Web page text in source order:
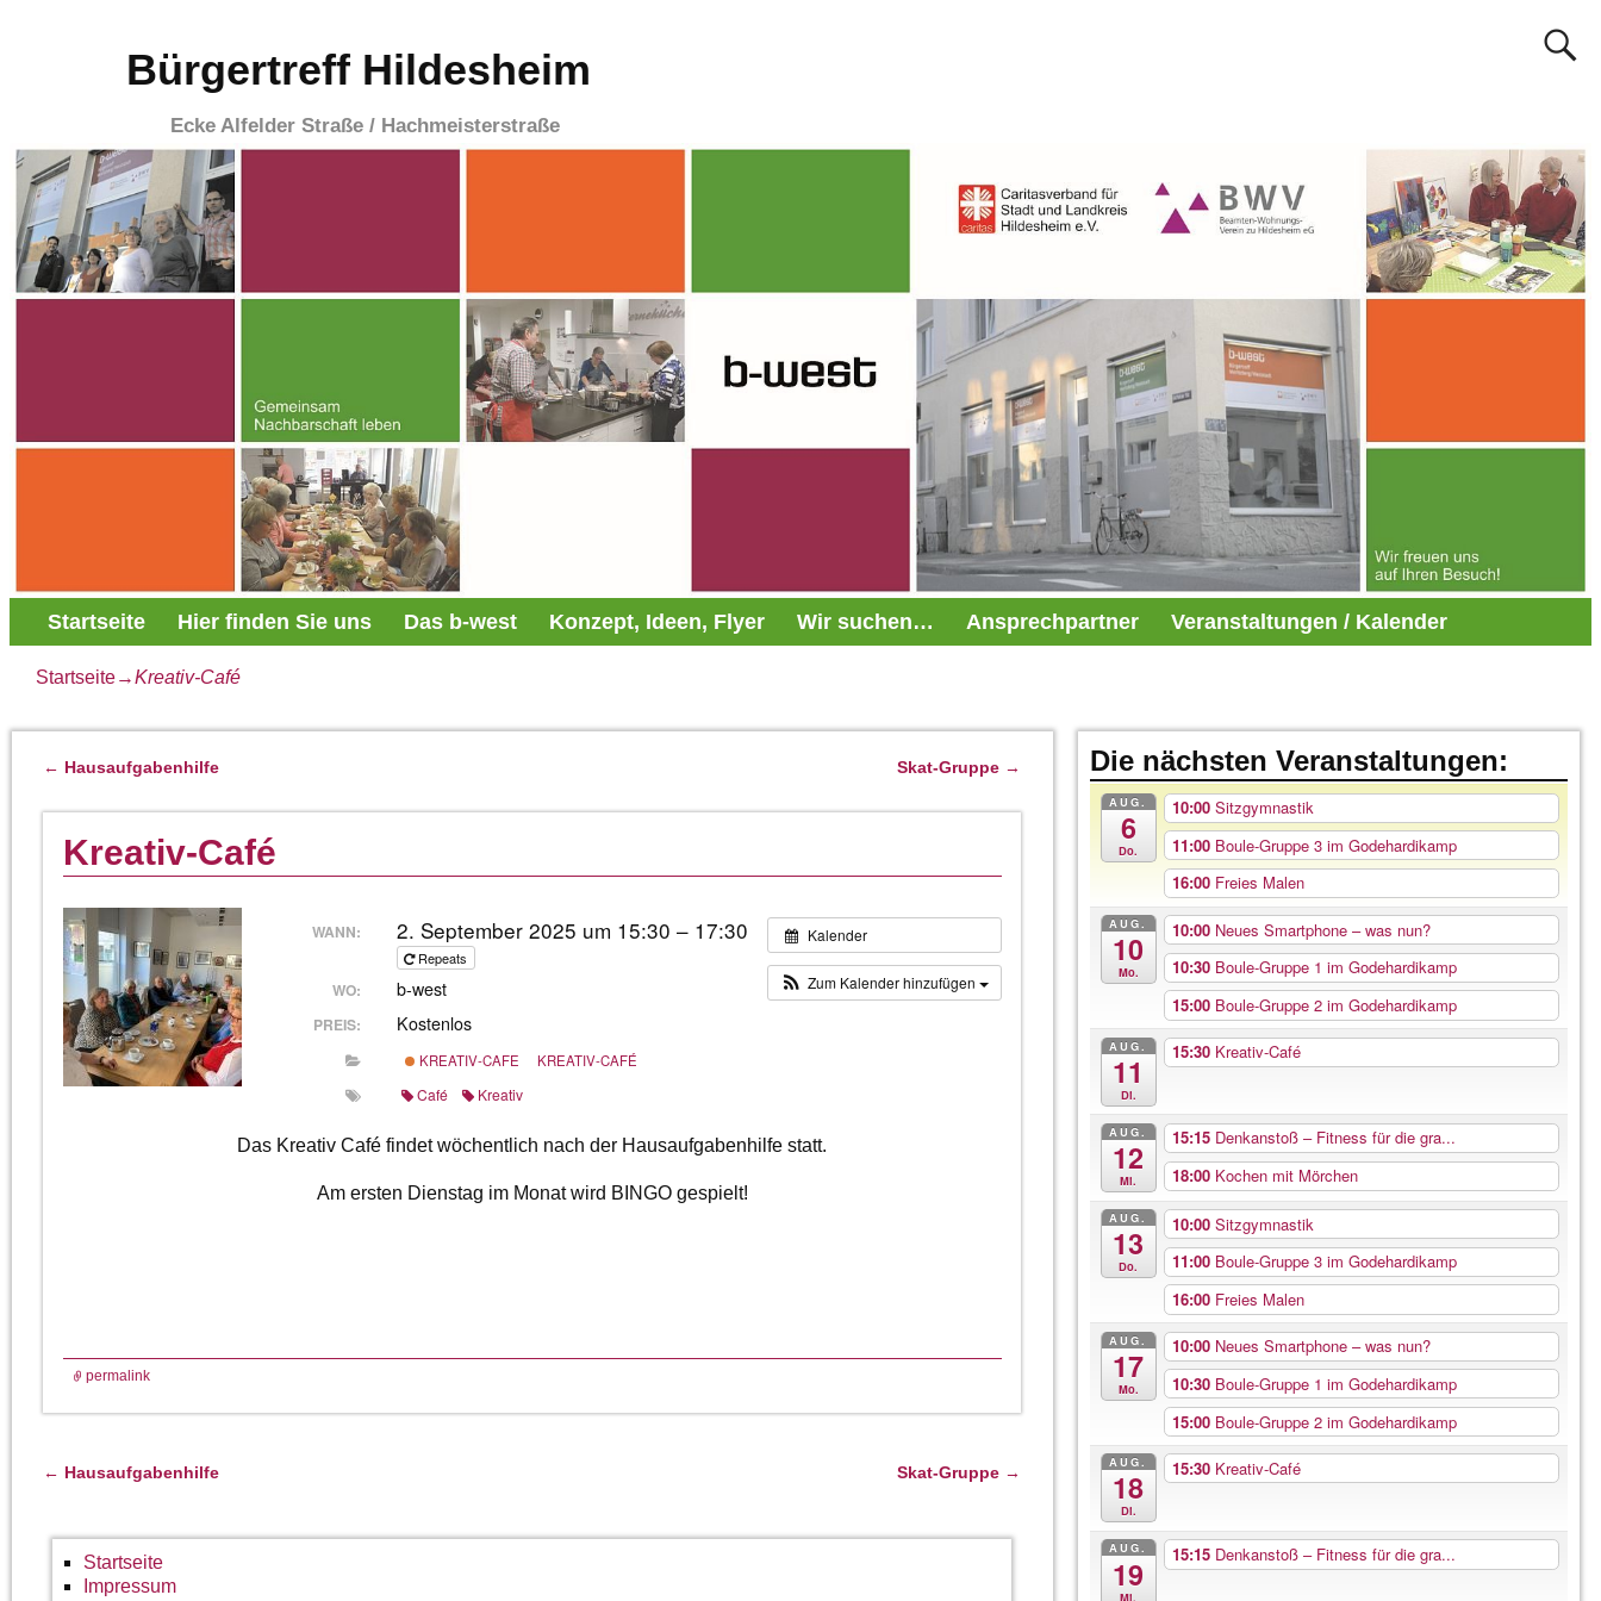
Bürgertreff Hildesheim
Ecke Alfelder Straße / Hachmeisterstraße
Startseite Hier finden Sie uns Das b-west Konzept, Ideen, Flyer Wir suchen… Ansprechpartner Veranstaltungen / Kalender
Startseite→Kreativ-Café
← Hausaufgabenhilfe Skat-Gruppe →
Kreativ-Café
Kalender
Zum Kalender hinzufügen
WANN: 2. September 2025 um 15:30 – 17:30
Repeats
WO: b-west
PREIS: Kostenlos
KREATIV-CAFE KREATIV-CAFÉ
Café Kreativ
Das Kreativ Café findet wöchentlich nach der Hausaufgabenhilfe statt.
Am ersten Dienstag im Monat wird BINGO gespielt!
permalink
← Hausaufgabenhilfe Skat-Gruppe →
Startseite
Impressum
Die nächsten Veranstaltungen:
AUG.
6
Do.
10:00 Sitzgymnastik
11:00 Boule-Gruppe 3 im Godehardikamp
16:00 Freies Malen
AUG.
10
Mo.
10:00 Neues Smartphone – was nun?
10:30 Boule-Gruppe 1 im Godehardikamp
15:00 Boule-Gruppe 2 im Godehardikamp
AUG.
11
Di.
15:30 Kreativ-Café
AUG.
12
Mi.
15:15 Denkanstoß – Fitness für die gra...
18:00 Kochen mit Mörchen
AUG.
13
Do.
10:00 Sitzgymnastik
11:00 Boule-Gruppe 3 im Godehardikamp
16:00 Freies Malen
AUG.
17
Mo.
10:00 Neues Smartphone – was nun?
10:30 Boule-Gruppe 1 im Godehardikamp
15:00 Boule-Gruppe 2 im Godehardikamp
AUG.
18
Di.
15:30 Kreativ-Café
AUG.
19
Mi.
15:15 Denkanstoß – Fitness für die gra...